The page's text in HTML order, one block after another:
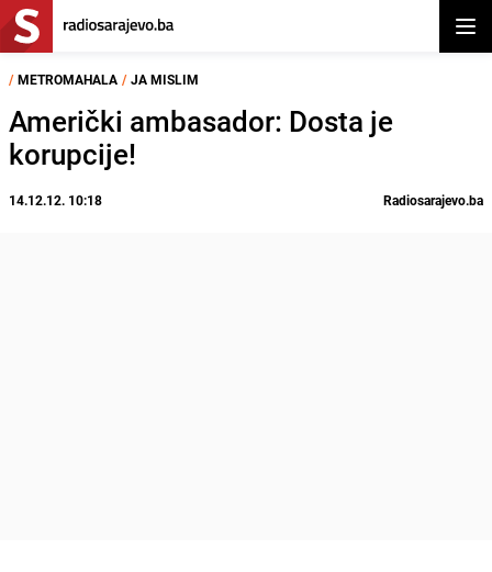
/ METROMAHALA / JA MISLIM
Američki ambasador: Dosta je
korupcije!
14.12.12. 10:18 Radiosarajevo.ba